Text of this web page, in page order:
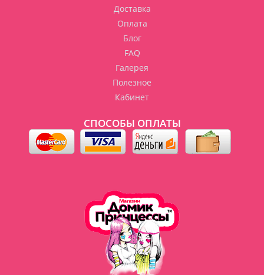
Доставка
Оплата
Блог
FAQ
Галерея
Полезное
Кабинет
СПОСОБЫ ОПЛАТЫ